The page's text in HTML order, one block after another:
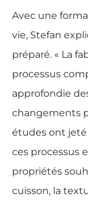
Avec une
vie, Stefan
préparé. « La
processus
approfondie
changements
études ont jeté
ces processus
propriétés
cuisson, la